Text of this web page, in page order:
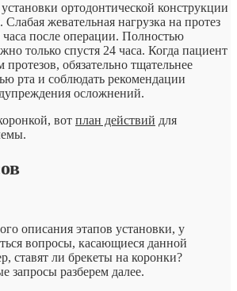
ортодонтической конструкции
Слабая жевательная нагрузка на протез
после операции. Полностью
только спустя 24 часа. Когда пациент
протезов, обязательно тщательнее
рта и соблюдать рекомендации
осложнений.
вот план действий для
описания этапов установки, у
вопросы, касающиеся данной
ставят ли брекеты на коронки?
запросы разберем далее.